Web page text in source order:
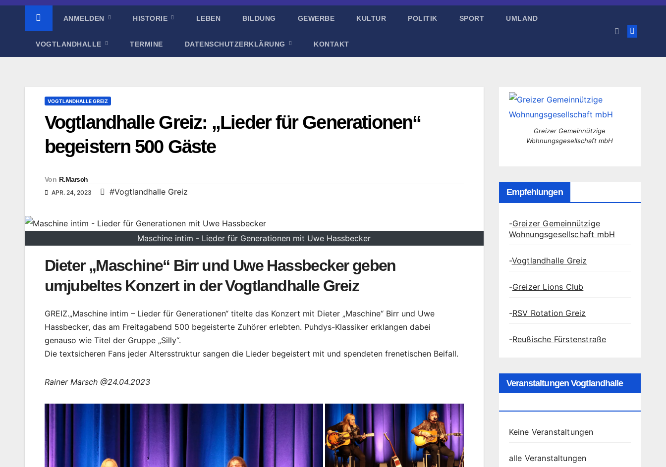
ANMELDEN HISTORIE LEBEN BILDUNG GEWERBE KULTUR POLITIK SPORT UMLAND
VOGTLANDHALLE TERMINE DATENSCHUTZERKLÄRUNG KONTAKT
VOGTLANDHALLE GREIZ
Vogtlandhalle Greiz: „Lieder für Generationen“
begeistern 500 Gäste
Von R.Marsch
APR. 24, 2023 #Vogtlandhalle Greiz
Maschine intim - Lieder für Generationen mit Uwe Hassbecker
Dieter „Maschine“ Birr und Uwe Hassbecker geben
umjubeltes Konzert in der Vogtlandhalle Greiz
GREIZ.„Maschine intim – Lieder für Generationen“ titelte das Konzert mit Dieter „Maschine“ Birr und Uwe
Hassbecker, das am Freitagabend 500 begeisterte Zuhörer erlebten. Puhdys-Klassiker erklangen dabei
genauso wie Titel der Gruppe „Silly“.
Die textsicheren Fans jeder Altersstruktur sangen die Lieder begeistert mit und spendeten frenetischen Beifall.
Rainer Marsch @24.04.2023
Greizer Gemeinnützige
Wohnungsgesellschaft mbH
Empfehlungen
-Greizer Gemeinnützige
Wohnungsgesellschaft mbH
-Vogtlandhalle Greiz
-Greizer Lions Club
-RSV Rotation Greiz
-Reußische Fürstenstraße
Veranstaltungen Vogtlandhalle
Keine Veranstaltungen
alle Veranstaltungen